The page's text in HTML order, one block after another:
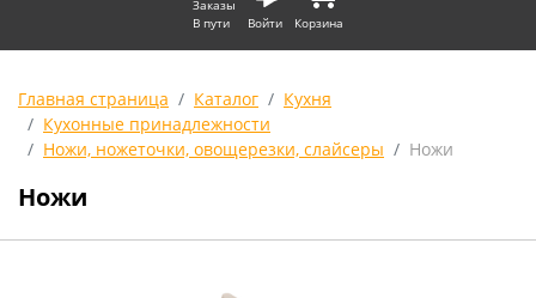
Заказы
В пути
Войти Корзина
Главная страница Каталог
Кухня
Кухонные принадлежности
Ножи, ножеточки, овощерезки, слайсеры
Ножи
Ножи